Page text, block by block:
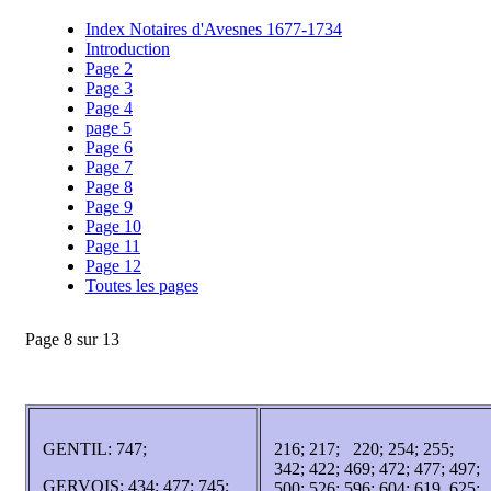
Index Notaires d'Avesnes 1677-1734
Introduction
Page 2
Page 3
Page 4
page 5
Page 6
Page 7
Page 8
Page 9
Page 10
Page 11
Page 12
Toutes les pages
Page 8 sur 13
GENTIL: 747;
GERVOIS: 434; 477; 745;
216; 217; 220; 254; 255;
342; 422; 469; 472; 477; 497;